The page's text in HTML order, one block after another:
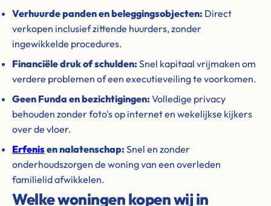
Verhuurde panden en beleggingsobjecten: Direct
verkopen inclusief zittende huurders, zonder
ingewikkelde procedures.
Financiële druk of schulden: Snel kapitaal vrijmaken om
verdere problemen of een executieveiling te voorkomen.
Geen Funda en bezichtigingen: Volledige privacy
behouden zonder foto's op internet en wekelijkse kijkers
over de vloer.
Erfenisen nalatenschap: Snel en zonder
onderhoudszorgen de woning van een overleden
familielid afwikkelen.
Welke woningen kopen wij in